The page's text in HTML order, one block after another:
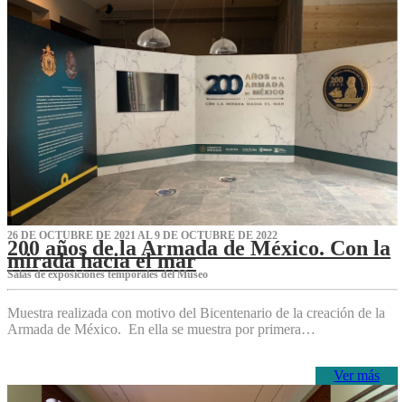
26 DE OCTUBRE DE 2021 AL 9 DE OCTUBRE DE 2022
200 años de la Armada de México. Con la
mirada hacia el mar
Salas de exposiciones temporales del Museo‌
Muestra realizada con motivo del Bicentenario de la creación de la
Armada de México. En ella se muestra por primera…
Ver más